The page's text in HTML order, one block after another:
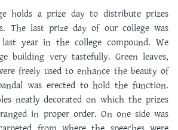
holds a prize day to distribute prizes
The last prize day of our college was
year in the college compound. We
building very tastefully. Green leaves,
freely used to enhance the beauty of
was erected to hold the function.
neatly decorated on which the prizes
in proper order. On one side was